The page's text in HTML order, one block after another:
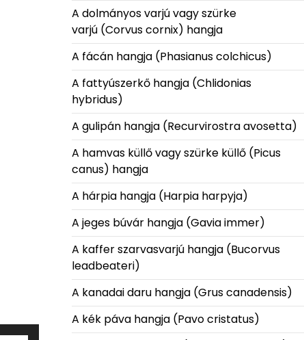
A dolmányos varjú vagy szürke
varjú (Corvus cornix) hangja
A fácán hangja (Phasianus colchicus)
A fattyúszerkő hangja (Chlidonias
hybridus)
A gulipán hangja (Recurvirostra avosetta)
A hamvas küllő vagy szürke küllő (Picus
canus) hangja
A hárpia hangja (Harpia harpyja)
A jeges búvár hangja (Gavia immer)
A kaffer szarvasvarjú hangja (Bucorvus
leadbeateri)
A kanadai daru hangja (Grus canadensis)
A kék páva hangja (Pavo cristatus)